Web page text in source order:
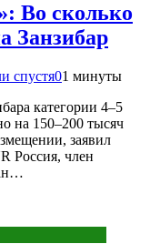
Во сколько
Занзибар
спустя01 минуты
категории 4–5
на 150–200 тысяч
заявил
Россия, член